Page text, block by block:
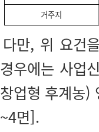
거주지
다만, 위 요건
경우에는 사업
창업형 후계농)
~4면].